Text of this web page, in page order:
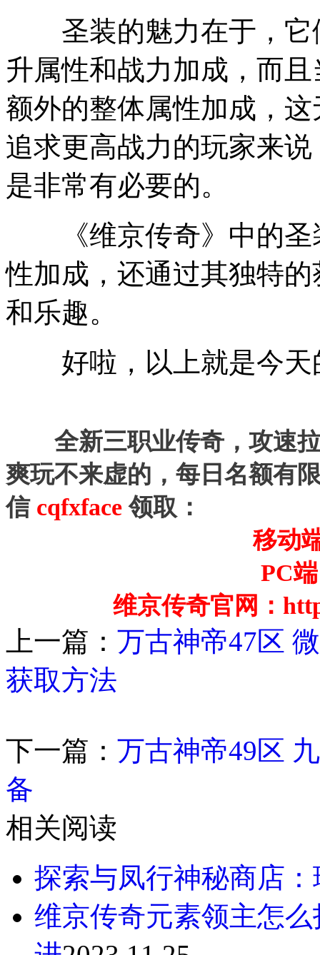
圣装的魅力在于，它
升属性和战力加成，而
额外的整体属性加成，
追求更高战力的玩家来
是非常有必要的。
《维京传奇》中的圣
性加成，还通过其独特
和乐趣。
好啦，以上就是今天
全新三职业传奇，攻速
爽玩不来虚的，每日名额有
信 cqfxface 领取：
移动
PC
维京传奇官网：
上一篇： 万古神帝47区
获取方法
下一篇： 万古神帝49区
备
相关阅读
探索与凤行神秘商店
维京传奇元素领主怎